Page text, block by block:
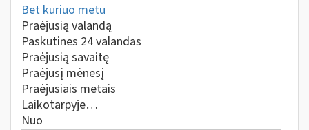
Bet kuriuo metu
Praėjusią valandą
Paskutines 24 valandas
Praėjusią savaitę
Praėjusį mėnesį
Praėjusiais metais
Laikotarpyje…
Nuo